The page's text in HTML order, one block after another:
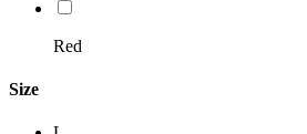
Red
Size